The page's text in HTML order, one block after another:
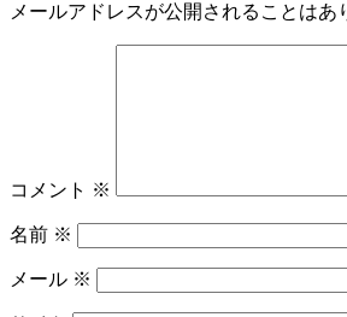
メールアドレスが公開されることはあ
コメント ※
名前 ※
メール ※